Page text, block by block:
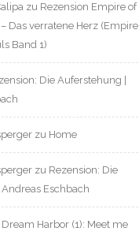
zu Rezension Empire of
Das verratene Herz (Empire
Band 1)
Die Auferstehung |
zu Home
zu Rezension: Die
Eschbach
Harbor (1): Meet me